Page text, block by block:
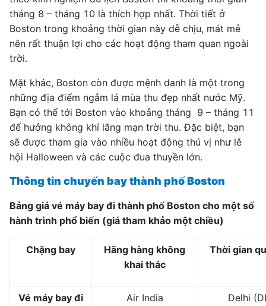
tháng 8 – tháng 10 là thích hợp nhất. Thời tiết ở
Boston trong khoảng thời gian này dễ chịu, mát mẻ
nên rất thuận lợi cho các hoạt động tham quan ngoài
trời.
Mặt khác, Boston còn được mệnh danh là một trong
những địa điểm ngắm lá mùa thu đẹp nhất nước Mỹ.
Bạn có thể tới Boston vào khoảng tháng 9 – tháng 11
để hưởng không khí lãng mạn trời thu. Đặc biệt, bạn
sẽ được tham gia vào nhiều hoạt động thú vị như lễ
hội Halloween và các cuộc đua thuyền lớn.
Thông tin chuyến bay thành phố Boston
Bảng giá vé máy bay đi thành phố Boston cho một số
hành trình phổ biến (giá tham khảo một chiều)
Chặng bay
Hãng hàng không
khai thác
Thời gian
Vé máy bay đi
Air India Delhi